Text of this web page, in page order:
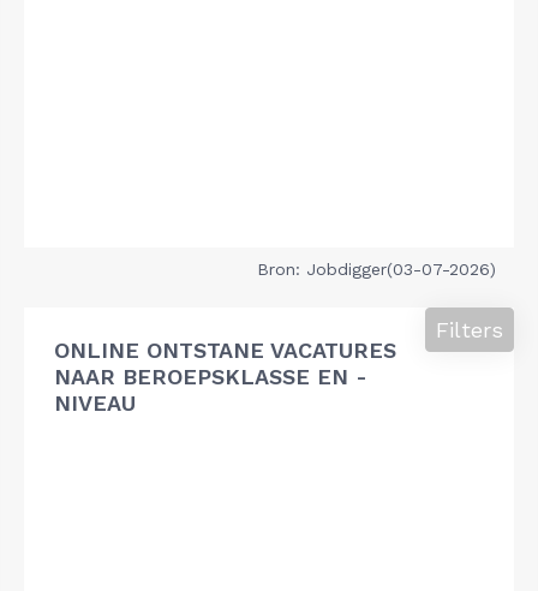
Bron: Jobdigger(03-07-2026)
ONLINE ONTSTANE VACATURES
NAAR BEROEPSKLASSE EN -
NIVEAU
Filters